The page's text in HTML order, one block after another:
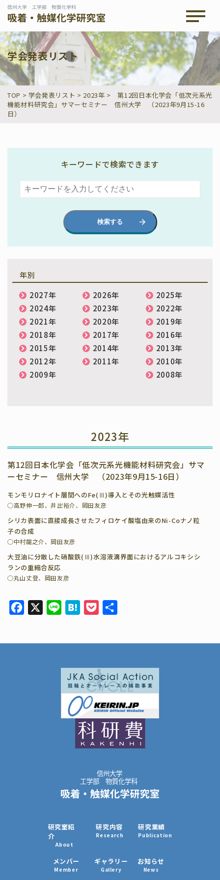
メニュ
学会発表リスト
TOP > 学会発表リスト > 2023年 >
第12回日本化学会「低次元系光
機能材料研究会」サマーセミナー 信州大学 （2023年9月15-16
日）
キーワードで検索できます
検索する
2023年
第12回日本化学会「低次元系光機能材料研究会」サマ
ーセミナー 信州大学 （2023年9月15-16日）
モンモリロナイト層間へのFe(Ⅲ)導入とその光触媒活性
◯高野伸一郎、井出裕介、岡田友彦
シリカ表面に直接成長させたフィロケイ酸塩由来のNi-Coナノ粒
子の合成
◯中村龍之介、岡田友彦
大豆油に分散した硝酸鉄(Ⅲ)水溶液滴界面におけるアルコキシシ
ランの重縮合反応
◯丸山丈登、岡田友彦
年別
2027年
2026年
2025年
2024年
2023年
2022年
2021年
2020年
2019年
2018年
2017年
2016年
2015年
2014年
2013年
2012年
2011年
2010年
2009年
2008年
H
n
a
e
t
研究室紹
介
About
研究内容
Research
研究業績
Publication
メンバー
Member
ギャラリー
Gallery
お知らせ
News